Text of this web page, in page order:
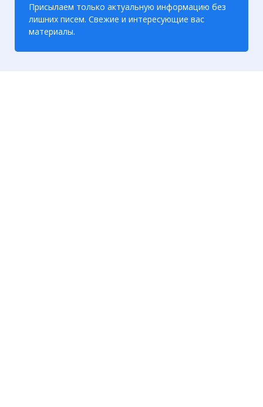
Присылаем только актуальную информацию без
лишних писем. Свежие и интересующие вас
материалы.